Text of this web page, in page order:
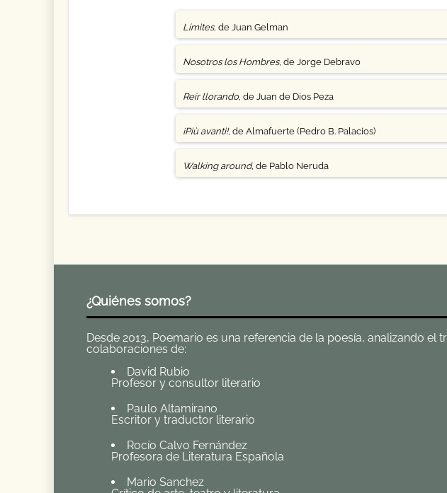
Límites, de Juan Gelman
Nosotros los Hombres, de Jorge Debravo
Reír llorando, de Juan de Dios Peza
¡Più avanti!, de Almafuerte (Pedro B. Palacios)
Walking around, de Pablo Neruda
¿Quiénes somos?
Desde 2013, Poemario es una referencia de la poesía, analizando
colaboraciones de:
David Rubio
Profesor y consultor literario
Paulo Altamirano
Escritor y traductor literario
Rocío Calvo Fernández
Profesora de Literatura Española
Mario Sanchez